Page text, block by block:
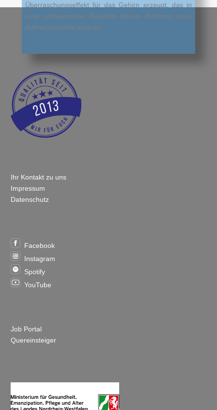
Überraschungseffekt für das Gehirn erzeugt, das in
einer unbewussten Reaktion diesem Kontrast seine
Aufmerksamkeit schenkt.
Ihr Kontakt zu uns
Impressum
Datenschutz
Facebook
Instagram
Spotify
YouTube
Job Portal
Quereinsteiger